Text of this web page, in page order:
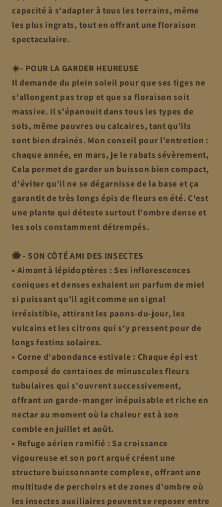
capacité à s'adapter à tous les terrains, même
les plus ingrats, tout en offrant une floraison
spectaculaire.
☀️- POUR LA GARDER HEUREUSE
Il demande du plein soleil pour que ses tiges ne
s'allongent pas trop et que sa floraison soit
massive. Il s'épanouit dans tous les types de
sols, même pauvres ou calcaires, tant qu'ils
sont bien drainés. Mon conseil pour l'entretien :
chaque année, en mars, je le rabats sévèrement,
Cela permet de garder un buisson bien compact,
d'éviter qu'il ne se dégarnisse de la base et ça
garantit de très longs épis de fleurs en été. C'est
une plante qui déteste surtout l'ombre dense et
les sols constamment détrempés.
🐝 - SON CÔTÉ AMI DES INSECTES
• Aimant à lépidoptères : Ses inflorescences
coniques et denses exhalent un parfum de miel
si puissant qu'il agit comme un signal
irrésistible, attirant les paons-du-jour, les
vulcains et les citrons qui s'y pressent pour de
longs festins solaires.
• Corne d'abondance estivale : Chaque épi est
composé de centaines de minuscules fleurs
tubulaires qui s'ouvrent successivement,
offrant un garde-manger inépuisable et riche en
nectar au moment où la chaleur est à son
comble en juillet et août.
• Refuge aérien ramifié : Sa croissance
vigoureuse et son port arqué créent une
structure buissonnante complexe, offrant une
multitude de perchoirs et de zones d'ombre où
les insectes auxiliaires peuvent se reposer entre